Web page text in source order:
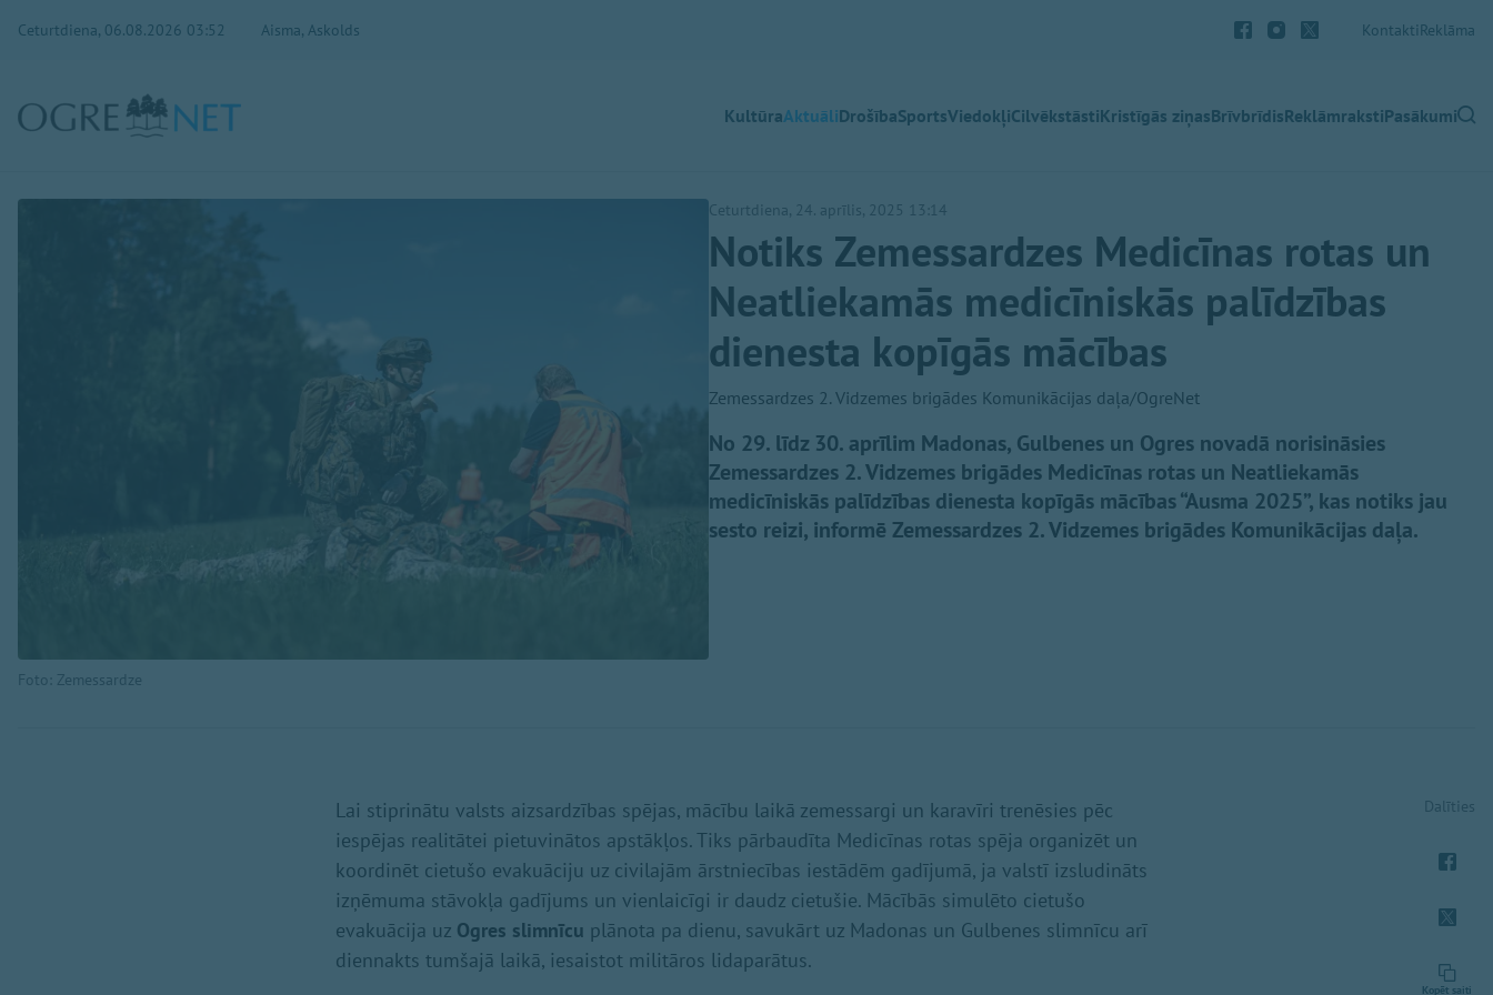
Ceturtdiena, 06.08.2026 03:52 Aisma, Askolds KontaktiReklāma
KultūraAktuāliDrošībaSportsViedokļiCilvēkstāstiKristīgās ziņasBrīvbrīdisReklāmrakstiPasākumi
Foto: Zemessardze
Ceturtdiena, 24. aprīlis, 2025 13:14
Notiks Zemessardzes Medicīnas rotas un
Neatliekamās medicīniskās palīdzības
dienesta kopīgās mācības
Zemessardzes 2. Vidzemes brigādes Komunikācijas daļa/OgreNet
No 29. līdz 30. aprīlim Madonas, Gulbenes un Ogres novadā norisināsies
Zemessardzes 2. Vidzemes brigādes Medicīnas rotas un Neatliekamās
medicīniskās palīdzības dienesta kopīgās mācības “Ausma 2025”, kas notiks jau
sesto reizi, informē Zemessardzes 2. Vidzemes brigādes Komunikācijas daļa.
Lai stiprinātu valsts aizsardzības spējas, mācību laikā zemessargi un karavīri trenēsies pēc
iespējas realitātei pietuvinātos apstākļos. Tiks pārbaudīta Medicīnas rotas spēja organizēt un
koordinēt cietušo evakuāciju uz civilajām ārstniecības iestādēm gadījumā, ja valstī izsludināts
izņēmuma stāvokļa gadījums un vienlaicīgi ir daudz cietušie. Mācībās simulēto cietušo
evakuācija uz Ogres slimnīcu plānota pa dienu, savukārt uz Madonas un Gulbenes slimnīcu arī
diennakts tumšajā laikā, iesaistot militāros lidaparātus.
Dalīties
Kopēt saiti